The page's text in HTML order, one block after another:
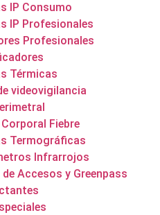
IP Consumo
IP Profesionales
Profesionales
Térmicas
videovigilancia
Fiebre
Termográficas
Infrarrojos
Accesos y Greenpass